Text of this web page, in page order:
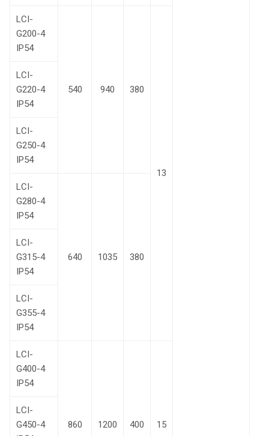
LCI-
G200-4
IP54
540 940 380
13
LCI-
G220-4
IP54
LCI-
G250-4
IP54
LCI-
G280-4
IP54
640 1035 380
LCI-
G315-4
IP54
LCI-
G355-4
IP54
LCI-
G400-4
IP54
860 1200 400 15
LCI-
G450-4